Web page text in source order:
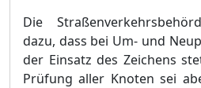
Die
dazu, dass bei Um- und
der Einsatz des Zeichens
Prüfung aller Knoten sei